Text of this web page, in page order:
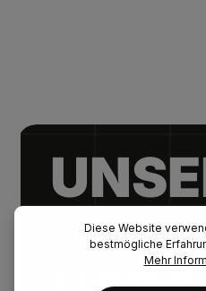
Diese Website
bestmögliche
Mehr